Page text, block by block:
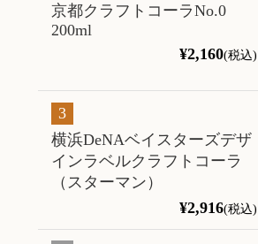
京都クラフトコーラNo.0
200ml
¥2,160(税込)
横浜DeNAベイスターズデザ
インラベルクラフトコーラ
（スターマン）
¥2,916(税込)